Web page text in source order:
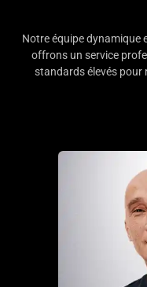
Notre équipe dynamique
offrons un service
standards élevés pour